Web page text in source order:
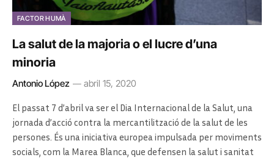
FACTOR HUMÀ
La salut de la majoria o el lucre d’una
minoria
Antonio López abril 15, 2020
El passat 7 d’abril va ser el Dia Internacional de la Salut, una
jornada d’acció contra la mercantilització de la salut de les
persones. És una iniciativa europea impulsada per moviments
socials, com la Marea Blanca, que defensen la salut i sanitat